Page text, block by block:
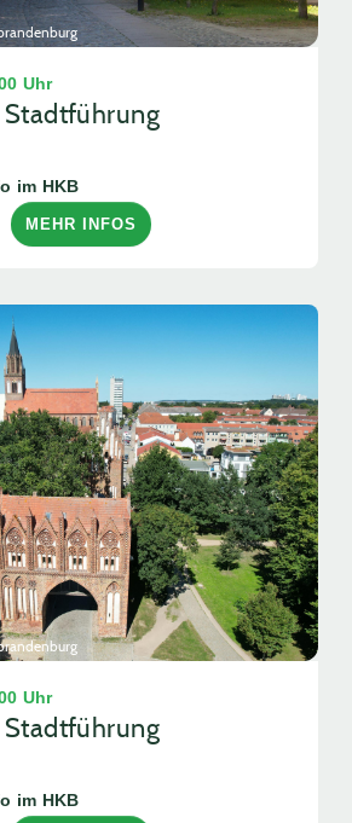
Uhr
im HKB
MEHR INFOS
Uhr
im HKB